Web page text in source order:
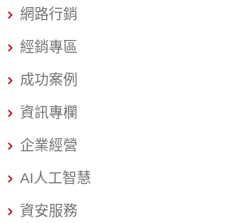
用較低、稅務處理彈性高等優勢，非
業基礎） 行號設立流程的第一步，也
是確認您的事業名稱和營業項目。 1.
號設立的名稱保護範圍僅限於您登記
著，在台北市不能有兩家同名的行號
新台幣 150 元 約 1-2 個工作天 臨櫃/
約 3-4 個工作天 實戰技巧：加速預查
網路行銷
經銷專區
成功案例
資訊專欄
企業經營
AI人工智慧
資安服務